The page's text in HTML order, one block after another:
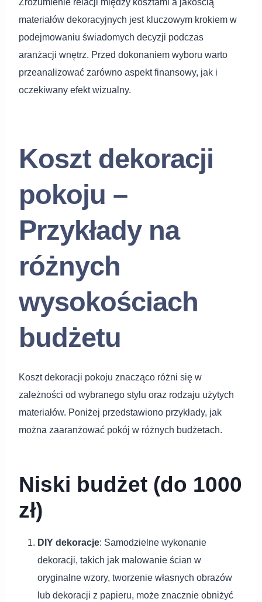
Zrozumienie relacji między kosztami a jakością
materiałów dekoracyjnych jest kluczowym krokiem w
podejmowaniu świadomych decyzji podczas
aranżacji wnętrz. Przed dokonaniem wyboru warto
przeanalizować zarówno aspekt finansowy, jak i
oczekiwany efekt wizualny.
Koszt dekoracji
pokoju –
Przykłady na
różnych
wysokościach
budżetu
Koszt dekoracji pokoju znacząco różni się w
zależności od wybranego stylu oraz rodzaju użytych
materiałów. Poniżej przedstawiono przykłady, jak
można zaaranżować pokój w różnych budżetach.
Niski budżet (do 1000
zł)
DIY dekoracje: Samodzielne wykonanie
dekoracji, takich jak malowanie ścian w
oryginalne wzory, tworzenie własnych obrazów
lub dekoracji z papieru, może znacznie obniżyć